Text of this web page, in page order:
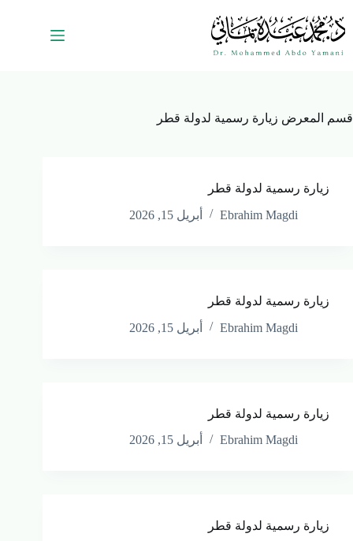
قسم المعرض زيارة رسمية لدولة قطر
زيارة رسمية لدولة قطر
Ebrahim Magdi
أبريل 15, 2026
زيارة رسمية لدولة قطر
Ebrahim Magdi
أبريل 15, 2026
زيارة رسمية لدولة قطر
Ebrahim Magdi
أبريل 15, 2026
زيارة رسمية لدولة قطر